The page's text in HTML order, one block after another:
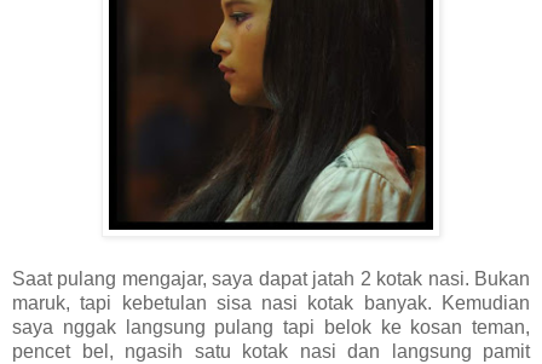
Saat pulang mengajar, saya dapat jatah 2 kotak nasi. Bukan
maruk, tapi kebetulan sisa nasi kotak banyak. Kemudian
saya nggak langsung pulang tapi belok ke kosan teman,
pencet bel, ngasih satu kotak nasi dan langsung pamit